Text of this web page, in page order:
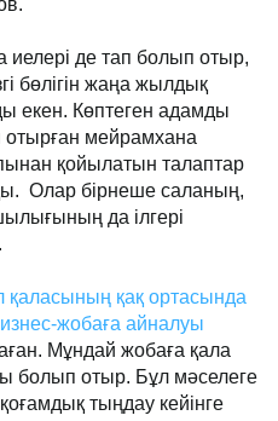
де тап болып отыр,
бөлігін жаңа жылдық
екен. Көптеген адамды
отырған мейрамхана
қойылатын талаптар
Олар бірнеше саланың,
да ілгері
қаласының қақ ортасында
жобаға айналуы
Мұндай жобаға қала
болып отыр. Бұл мәселеге
тыңдау кейінге